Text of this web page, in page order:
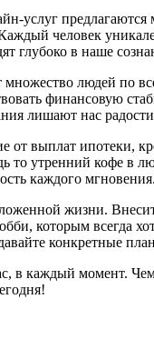
услуг
человек
глубоко в наше
людей по
финансовую
лишают нас
выплат ипотеки,
то утренний кофе в
каждого мгновения.
жизни.
которым всегда
конкретные
в каждый момент.